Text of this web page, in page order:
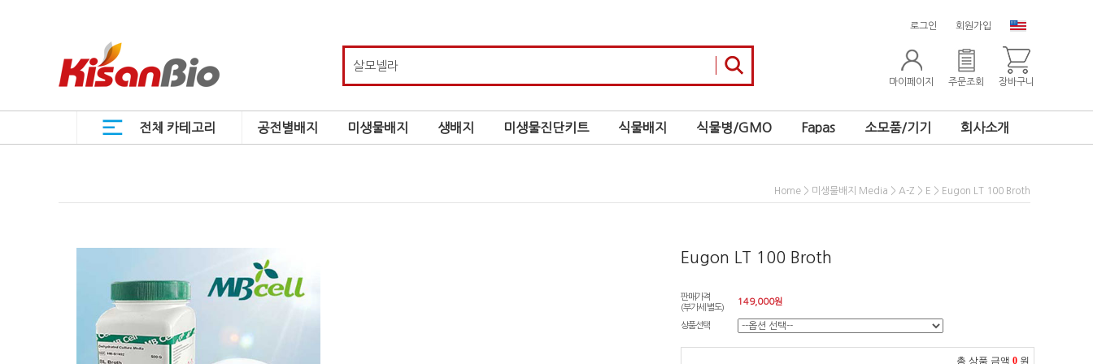
로그인 회원가입
마이페이지 주문조회 장바구니
전체 카테고리 공전별배지 미생물배지 생배지 미생물진단키트 식물배지 식물병/GMO Fapas 소모품/기기 회사소개
Home > 미생물배지 Media > A-Z > E > Eugon LT 100 Broth
Eugon LT 100 Broth
판매가격
(부가세 별도)
149,000원
상품선택
총 상품 금액 0 원